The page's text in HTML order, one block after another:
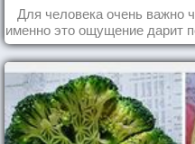
Для человека очень важно
именно это ощущение дарит
каждый день в